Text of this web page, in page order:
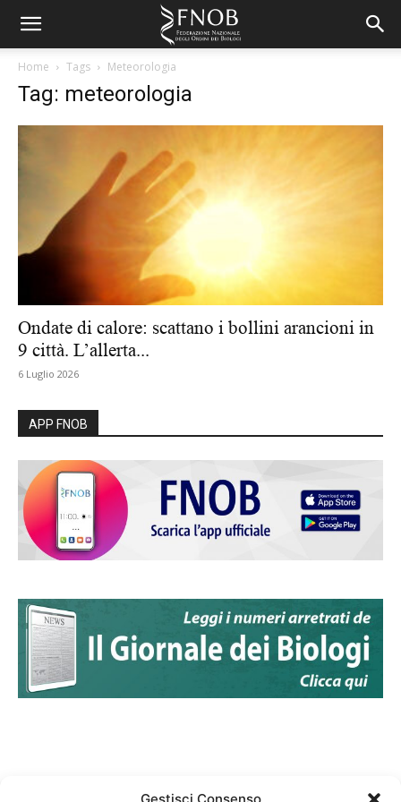
Home Tags Meteorologia
Tag: meteorologia
Ondate di calore: scattano i bollini arancioni in
9 città. L’allerta...
6 Luglio 2026
APP FNOB